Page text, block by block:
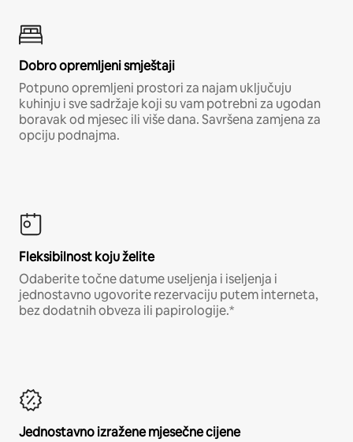
Dobro opremljeni smještaji
Potpuno opremljeni prostori za najam uključuju
kuhinju i sve sadržaje koji su vam potrebni za ugodan
boravak od mjesec ili više dana. Savršena zamjena za
opciju podnajma.
Fleksibilnost koju želite
Odaberite točne datume useljenja i iseljenja i
jednostavno ugovorite rezervaciju putem interneta,
bez dodatnih obveza ili papirologije.*
Jednostavno izražene mjesečne cijene